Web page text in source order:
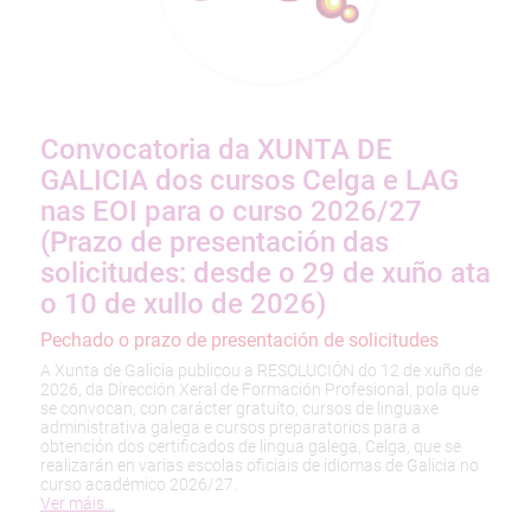
Convocatoria da XUNTA DE
GALICIA dos cursos Celga e LAG
nas EOI para o curso 2026/27
(Prazo de presentación das
solicitudes: desde o 29 de xuño ata
o 10 de xullo de 2026)
Pechado o prazo de presentación de solicitudes
A Xunta de Galicia publicou a RESOLUCIÓN do 12 de xuño de
2026, da Dirección Xeral de Formación Profesional, pola que
se convocan, con carácter gratuíto, cursos de linguaxe
administrativa galega e cursos preparatorios para a
obtención dos certificados de lingua galega, Celga, que se
realizarán en varias escolas oficiais de idiomas de Galicia no
curso académico 2026/27.
Ver máis…